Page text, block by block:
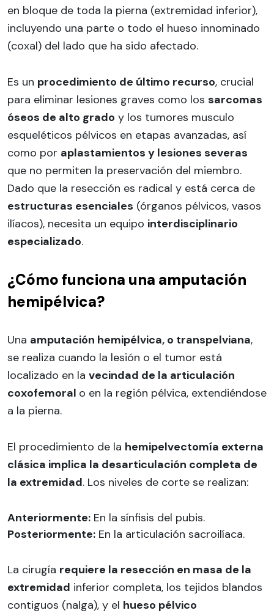
en bloque de toda la pierna (extremidad inferior),
incluyendo una parte o todo el hueso innominado
(coxal) del lado que ha sido afectado.
Es un procedimiento de último recurso, crucial
para eliminar lesiones graves como los sarcomas
óseos de alto grado y los tumores musculo
esqueléticos pélvicos en etapas avanzadas, así
como por aplastamientos y lesiones severas
que no permiten la preservación del miembro.
Dado que la resección es radical y está cerca de
estructuras esenciales (órganos pélvicos, vasos
ilíacos), necesita un equipo interdisciplinario
especializado.
¿Cómo funciona una amputación
hemipélvica?
Una amputación hemipélvica, o transpelviana,
se realiza cuando la lesión o el tumor está
localizado en la vecindad de la articulación
coxofemoral o en la región pélvica, extendiéndose
a la pierna.
El procedimiento de la hemipelvectomía externa
clásica implica la desarticulación completa de
la extremidad. Los niveles de corte se realizan:
Anteriormente: En la sínfisis del pubis.
Posteriormente: En la articulación sacroilíaca.
La cirugía requiere la resección en masa de la
extremidad inferior completa, los tejidos blandos
contiguos (nalga), y el hueso pélvico